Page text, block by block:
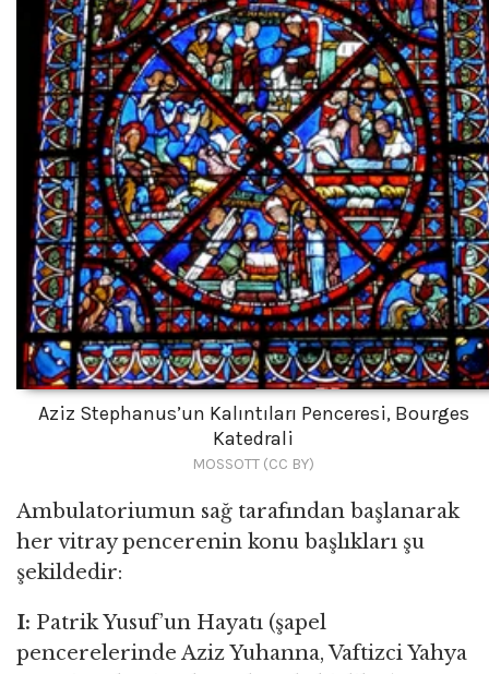
Aziz Stephanus’un Kalıntıları Penceresi, Bourges
Katedrali
MOSSOTT (CC BY)
Ambulatoriumun sağ tarafından başlanarak
her vitray pencerenin konu başlıkları şu
şekildedir:
I: Patrik Yusuf’un Hayatı (şapel
pencerelerinde Aziz Yuhanna, Vaftizci Yahya